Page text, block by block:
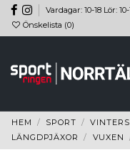
Vardagar: 10-18 Lör:
Önskelista (0)
HEM SPORT
LÄNGDPJÄXOR
VUXEN